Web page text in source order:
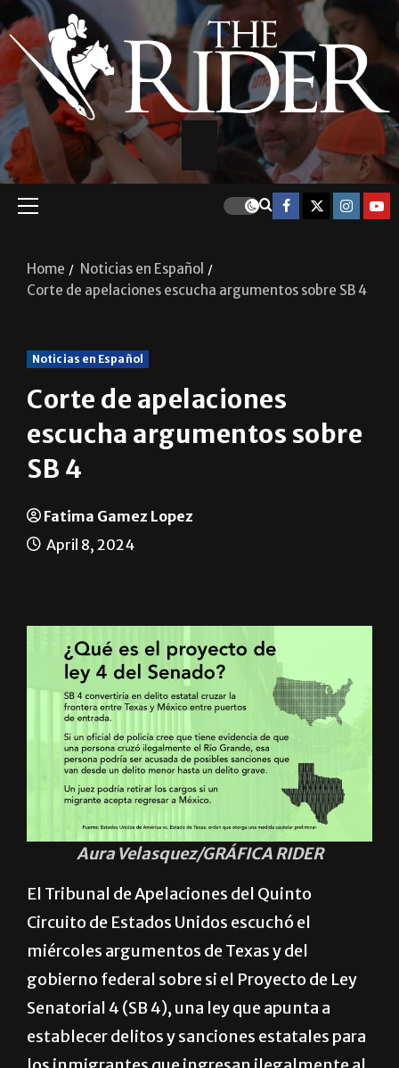
Noticias en Español
Corte de apelaciones
escucha argumentos sobre
SB 4
Aura Velasquez/GRÁFICA RIDER
Circuito de Estados Unidos escuchó el
miércoles argumentos de Texas y del
gobierno federal sobre si el Proyecto de Ley
Senatorial 4 (SB 4), una ley que apunta a